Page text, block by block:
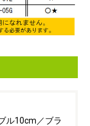
ル10cm／ブラ